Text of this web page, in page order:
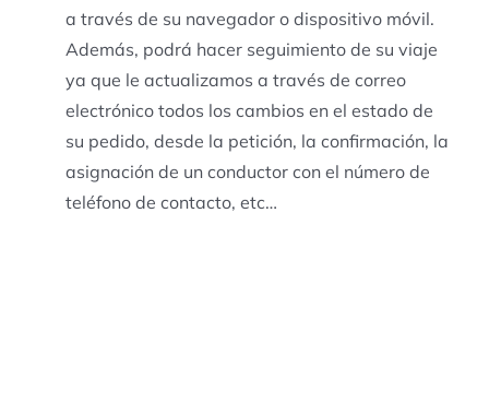
a través de su navegador o dispositivo móvil.
Además, podrá hacer seguimiento de su viaje
ya que le actualizamos a través de correo
electrónico todos los cambios en el estado de
su pedido, desde la petición, la confirmación, la
asignación de un conductor con el número de
teléfono de contacto, etc…